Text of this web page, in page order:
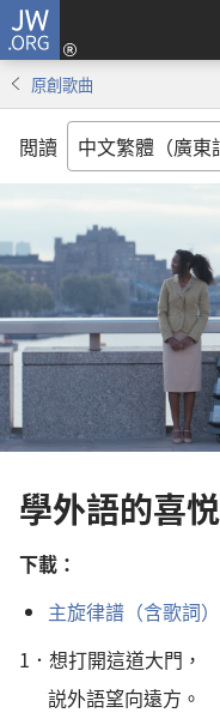
JW.ORG
原創歌曲
閲讀
學外語的喜悦
下載：
主旋律譜（含歌詞）
1． 想打開這道大門，
説外語望向遠方。